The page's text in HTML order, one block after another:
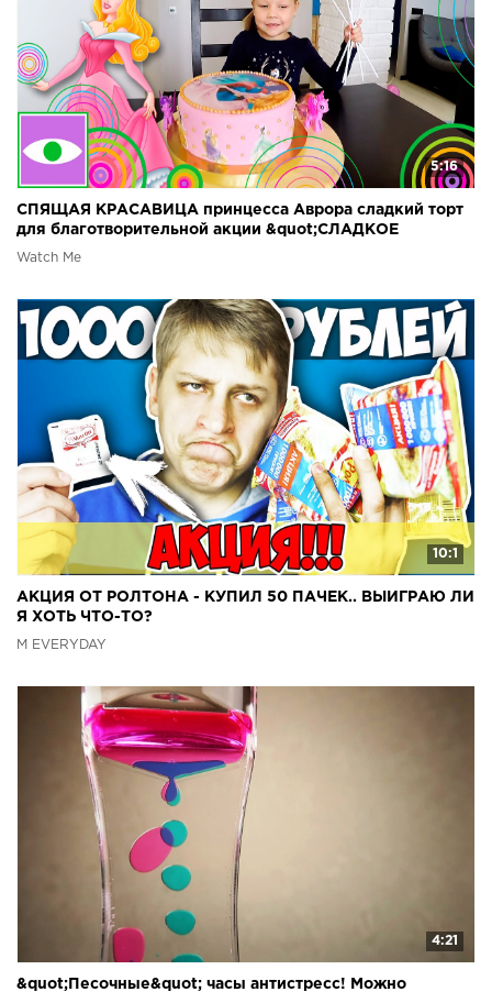
5:16
СПЯЩАЯ КРАСАВИЦА принцесса Аврора сладкий торт
для благотворительной акции &quot;СЛАДКОЕ
ДОБРО&quot;
Watch Me
10:1
АКЦИЯ ОТ РОЛТОНА - КУПИЛ 50 ПАЧЕК.. ВЫИГРАЮ ЛИ
Я ХОТЬ ЧТО-ТО?
M EVERYDAY
4:21
&quot;Песочные&quot; часы антистресс! Можно